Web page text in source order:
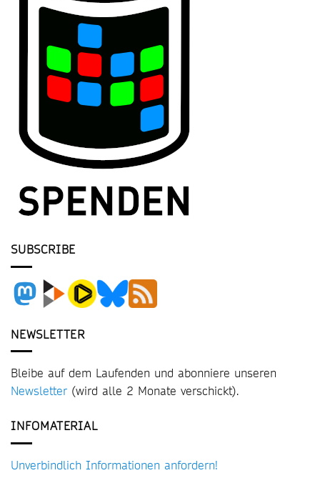
SUBSCRIBE
NEWSLETTER
Bleibe auf dem Laufenden und abonniere unseren
Newsletter (wird alle 2 Monate verschickt).
INFOMATERIAL
Unverbindlich Informationen anfordern!